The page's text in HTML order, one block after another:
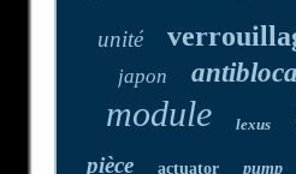
unité
japon
module lexus
pièce actuator pump